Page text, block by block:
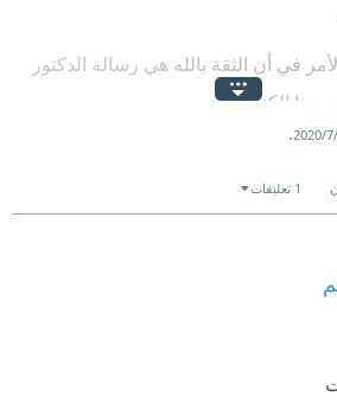
في أن الثقة بالله هي رسالة الدكتور
هذا الكناب.
.
1 تعليقات